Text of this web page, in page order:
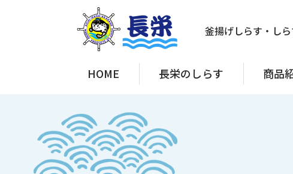
釜揚げしらす・し
HOME 長栄のしらす 商品